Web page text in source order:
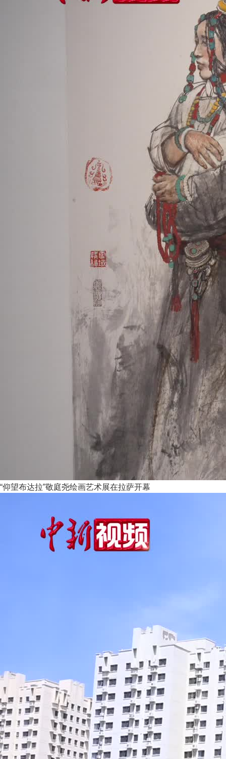
“仰望布达拉”敬庭尧绘画艺术展在拉萨开幕